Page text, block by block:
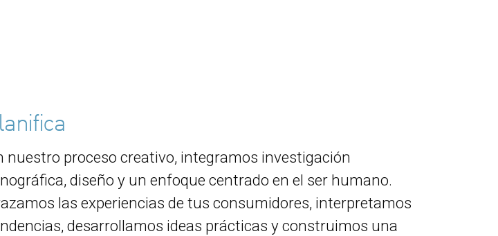
nuestro proceso creativo, integramos investigación
diseño y un enfoque centrado en el ser humano.
las experiencias de tus consumidores, interpretamos
desarrollamos ideas prácticas y construimos una